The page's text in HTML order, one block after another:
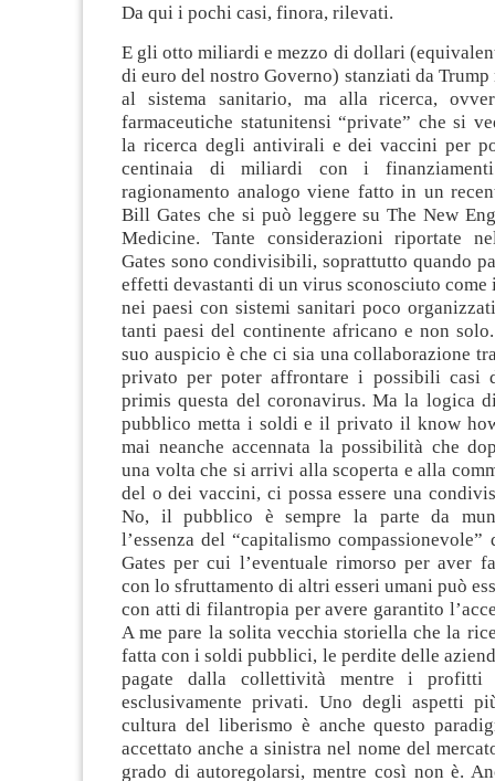
Da qui i pochi casi, finora, rilevati.
E gli otto miliardi e mezzo di dollari
di euro del nostro Governo) stanziati da Trump
al sistema sanitario, ma alla ricerca,
farmaceutiche statunitensi “private” che si
la ricerca degli antivirali e dei vaccini per
centinaia di miliardi con i
ragionamento analogo viene fatto in un
Bill Gates che si può leggere su The New
Medicine. Tante considerazioni riportate
Gates sono condivisibili, soprattutto quando
effetti devastanti di un virus sconosciuto come
nei paesi con sistemi sanitari poco
tanti paesi del continente africano e non
suo auspicio è che ci sia una collaborazione
privato per poter affrontare i possibili casi
primis questa del coronavirus. Ma la logica
pubblico metta i soldi e il privato il know
mai neanche accennata la possibilità che
una volta che si arrivi alla scoperta e alla
del o dei vaccini, ci possa essere una
No, il pubblico è sempre la parte da
l’essenza del “capitalismo
Gates per cui l’eventuale rimorso per aver
con lo sfruttamento di altri esseri umani può
con atti di filantropia per avere garantito
A me pare la solita vecchia storiella che la
fatta con i soldi pubblici, le perdite delle
pagate dalla collettività mentre i profitti
esclusivamente privati. Uno degli aspetti
cultura del liberismo è anche questo
accettato anche a sinistra nel nome del
grado di autoregolarsi, mentre così non è.